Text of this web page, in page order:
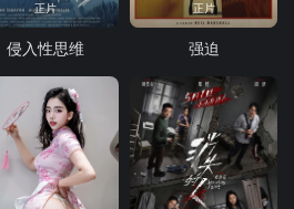
正片
侵入性思维
正片
强迫